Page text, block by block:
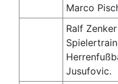
Marco
Ralf
Jusufovic.